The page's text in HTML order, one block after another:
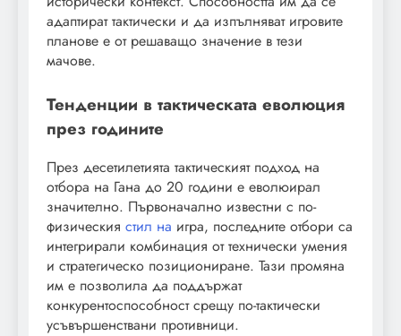
адаптират тактически и да изпълняват игровите
планове е от решаващо значение в тези
мачове.
Тенденции в тактическата еволюция
през годините
През десетилетията тактическият подход на
отбора на Гана до 20 години е еволюирал
значително. Първоначално известни с по-
физическия стил на игра, последните отбори са
интегрирали комбинация от технически умения
и стратегическо позициониране. Тази промяна
им е позволила да поддържат
конкурентоспособност срещу по-тактически
усъвършенствани противници.